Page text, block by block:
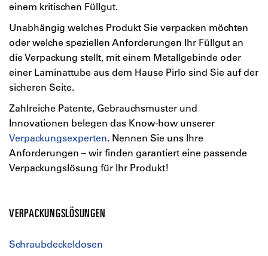
einem kritischen Füllgut.
Unabhängig welches Produkt Sie verpacken möchten
oder welche speziellen Anforderungen Ihr Füllgut an
die Verpackung stellt, mit einem Metallgebinde oder
einer Laminattube aus dem Hause Pirlo sind Sie auf der
sicheren Seite.
Zahlreiche Patente, Gebrauchsmuster und
Innovationen belegen das Know-how unserer
Verpackungsexperten. Nennen Sie uns Ihre
Anforderungen – wir finden garantiert eine passende
Verpackungslösung für Ihr Produkt!
VERPACKUNGSLÖSUNGEN
Schraubdeckeldosen